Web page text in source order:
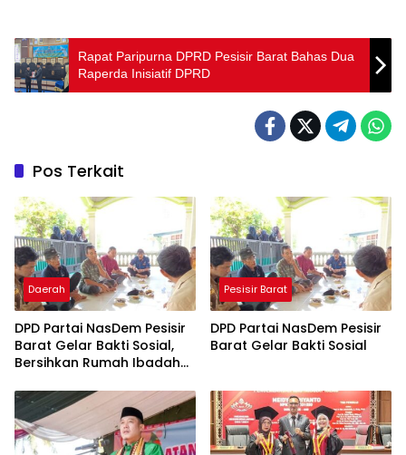
Rapat Paripurna DPRD Pesisir Barat Bahas Dua
Raperda Inisiatif DPRD
Pos Terkait
Daerah
DPD Partai NasDem Pesisir
Barat Gelar Bakti Sosial,
Bersihkan Rumah Ibadah
Gratis
Pesisir Barat
DPD Partai NasDem Pesisir
Barat Gelar Bakti Sosial